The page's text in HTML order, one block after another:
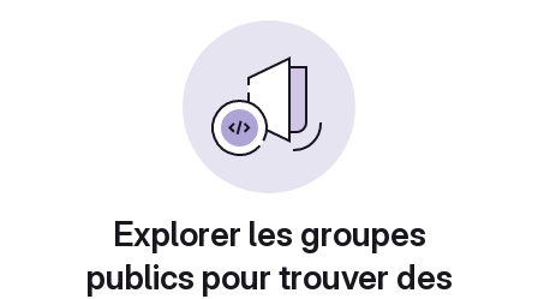
Explorer les groupes
publics pour trouver des